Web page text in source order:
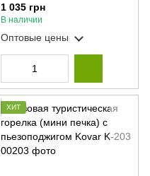
1 035 грн
В наличии
Оптовые цены
ХИТ